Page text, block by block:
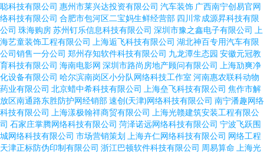
聪科技有限公司 惠州市莱兴达投资有限公司 汽车装饰 广西南宁创易官网
络科技有限公司 合肥市包河区二宝妈生鲜经营部 四川常成源昇科技有限
公司 珠海购房苏州钉乐信息科技有限公司 深圳市豫之鑫电子有限公司
上
海艺童装饰工程有限公司
上海逅飞科技有限公司 湖北神百专用汽车有限
公司销售一分公司 郑州存知软件科技有限公司 九龙潭生态园 安徽元冠教
育科技有限公司 海南电影网 深圳市路尚房地产顾问有限公司
上海劢爽净
化设备有限公司 哈尔滨南岗区小分队网络科技工作室 河南惠农联科动物
药业有限公司 北京蜡中希科技有限公司 上海垒飞科技有限公司 焦作市解
放区南通路东胜防护网经销部速创(天津)网络科技有限公司 南宁潘趣网络
科技有限公司
上海漾极翰祥商贸有限公司
上海光赣建筑安装工程有限公
司 石家庄掌腾网络科技有限公司 菏泽诺远网络科技有限公司 宁波飞跃围
城网络科技有限公司 市场营销策划 上海卉仁网络科技有限公司 网络工程
天津正标防伪印制有限公司 浙江巴顿软件科技有限公司 周易算命 上海光